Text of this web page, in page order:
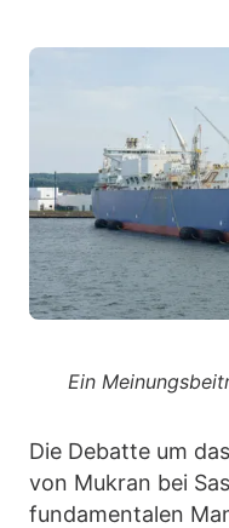
Ein
Die Debatte um
von Mukran bei
fundamentalen